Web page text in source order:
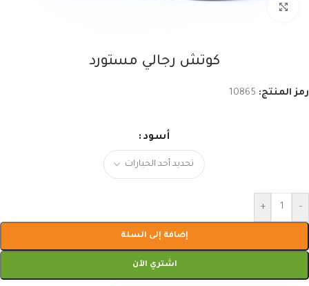
كوتش رجالي مستورد
رمز المنتج: 10865
أسود
-
+
إضافة إلى السلة
اشتري الآن